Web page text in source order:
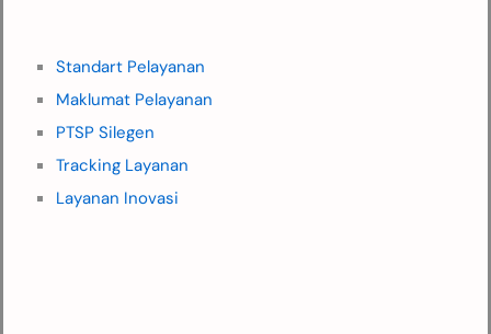
Standart Pelayanan
Maklumat Pelayanan
PTSP Silegen
Tracking Layanan
Layanan Inovasi